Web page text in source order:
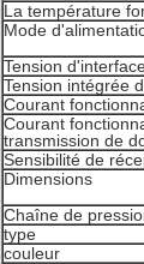
La température
Mode
Tension
Tension intégrée
Courant
Courant
transmission de
Sensibilité de
Dimensions
Chaîne de
type
couleur